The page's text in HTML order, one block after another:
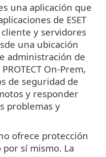
una aplicación que
de ESET
y servidores
una ubicación
administración de
On-Prem,
de seguridad de
y responder
problemas y
no ofrece protección
sí mismo. La